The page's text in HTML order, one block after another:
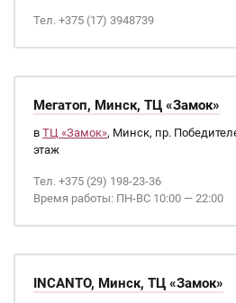
Тел. +375 (17) 3948739
Мегатоп, Минск, ТЦ «Замок»
в ТЦ «Замок», Минск, пр.
этаж
Тел. +375 (29) 198-23-36
Время работы: ПН-ВС 10:00 — 22:00
INCANTO, Минск, ТЦ «Замок»